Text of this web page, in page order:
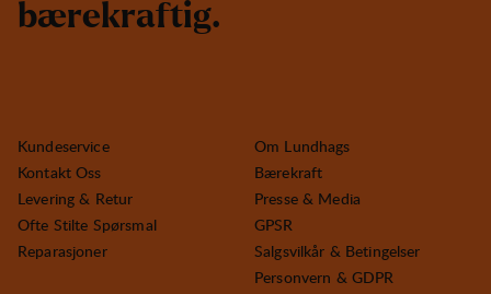
bærekraftig.
Kundeservice
Kontakt Oss
Levering & Retur
Ofte Stilte Spørsmal
Reparasjoner
Om Lundhags
Bærekraft
Presse & Media
GPSR
Salgsvilkår & Betingelser
Personvern & GDPR